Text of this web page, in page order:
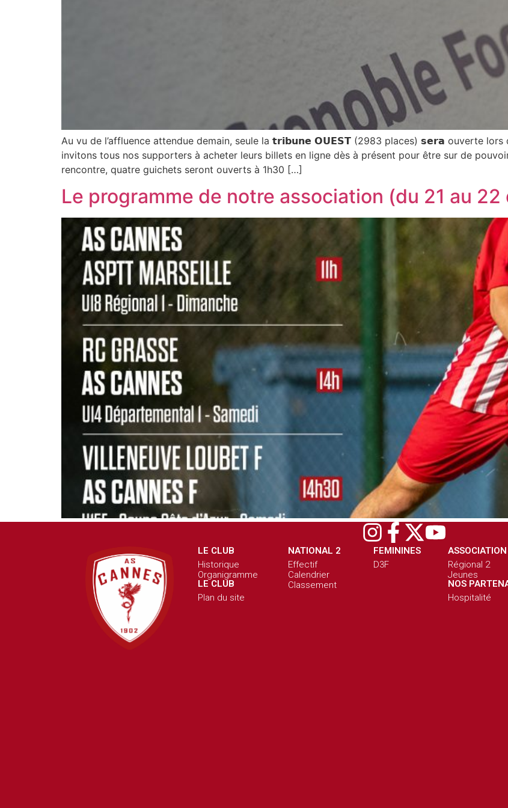
Au vu de l’affluence attendue demain, seule la 𝘁𝗿𝗶𝗯𝘂𝗻𝗲 𝗢𝗨𝗘𝗦𝗧 (2983 places) 𝘀𝗲𝗿𝗮 ouverte
invitons tous nos supporters à acheter leurs billets en ligne dès à présent pour être sur de
rencontre, quatre guichets seront ouverts à 1h30 […]
Le programme de notre association (du 21 au 22
LE CLUB
Historique
Organigramme
LE CLUB
Plan du site
NATIONAL 2
Effectif
Calendrier
Classement
FEMININES
D3F
ASSOCIATION
Régional 2
Jeunes
NOS
Hospitalité